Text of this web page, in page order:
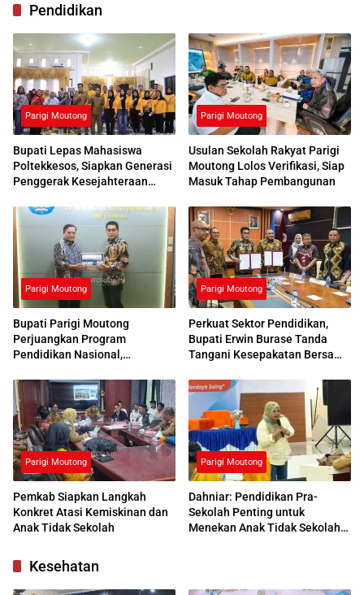
Pendidikan
Parigi Moutong
Bupati Lepas Mahasiswa
Poltekkesos, Siapkan Generasi
Penggerak Kesejahteraan
Parigi Moutong
Usulan Sekolah Rakyat Parigi
Moutong Lolos Verifikasi, Siap
Masuk Tahap Pembangunan
Parigi Moutong
Bupati Parigi Moutong
Perjuangkan Program
Pendidikan Nasional,
Respons Positif
Parigi Moutong
Perkuat Sektor Pendidikan,
Bupati Erwin Burase Tanda
Tangani Kesepakatan Bersama
Parigi Moutong
Pemkab Siapkan Langkah
Konkret Atasi Kemiskinan dan
Anak Tidak Sekolah
Parigi Moutong
Dahniar: Pendidikan Pra-
Sekolah Penting untuk
Menekan Anak Tidak Sekolah
Kesehatan